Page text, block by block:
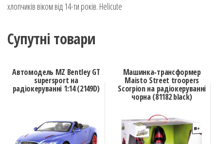
хлопчиків віком від 14-ти років. Helicute
Супутні товари
Автомодель MZ Bentley GT
supersport на
радіокеруванні 1:14 (2149D)
Машинка-трансформер
Maisto Street troopers
Scorpion на радіокеруванні
чорна (81182 black)